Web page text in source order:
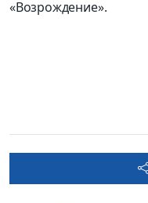
«Возрождение».